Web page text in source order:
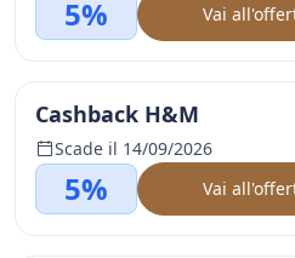
5% Vai
Cashback H&M
Scade il 14/09/2026
5% Vai